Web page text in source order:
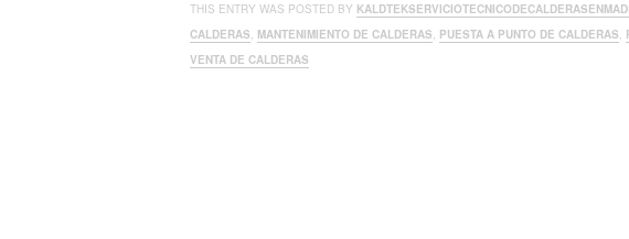
THIS ENTRY WAS POSTED BY
CALDERAS, MANTENIMIENTO DE CALDERAS, PUESTA A PUNTO DE CALDERAS,
VENTA DE CALDERAS